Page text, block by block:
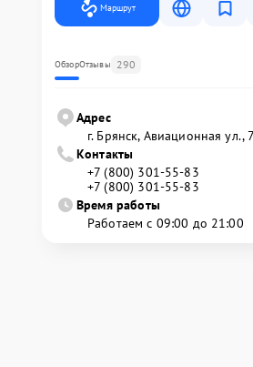
Маршрут
ОбзорОтзывы 290
Адрес
г. Брянск, Авиационная ул.,
Контакты
+7 (800) 301-55-83
+7 (800) 301-55-83
Время работы
Работаем с 09:00 до 21:00